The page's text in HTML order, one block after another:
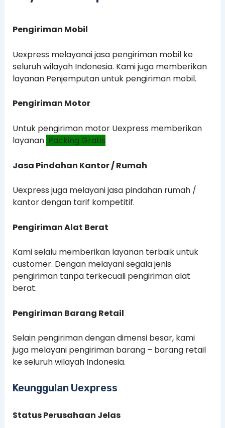
Pengiriman Mobil
Uexpress melayanai jasa pengiriman mobil ke
seluruh wilayah Indonesia. Kami juga memberikan
layanan Penjemputan untuk pengiriman mobil.
Pengiriman Motor
Untuk pengiriman motor Uexpress memberikan
layanan Packing Gratis
Jasa Pindahan Kantor / Rumah
Uexpress juga melayani jasa pindahan rumah /
kantor dengan tarif kompetitif.
Pengiriman Alat Berat
Kami selalu memberikan layanan terbaik untuk
customer. Dengan melayani segala jenis
pengiriman tanpa terkecuali pengiriman alat
berat.
Pengiriman Barang Retail
Selain pengiriman dengan dimensi besar, kami
juga melayani pengiriman barang – barang retail
ke seluruh wilayah Indonesia.
Keunggulan Uexpress
Status Perusahaan Jelas